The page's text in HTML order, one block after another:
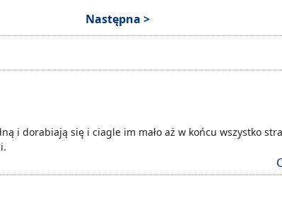
Następna >
i dorabiają się i ciagle im mało aż w końcu wszystko